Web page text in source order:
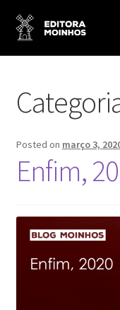
Posted on março 3,
Enfim,